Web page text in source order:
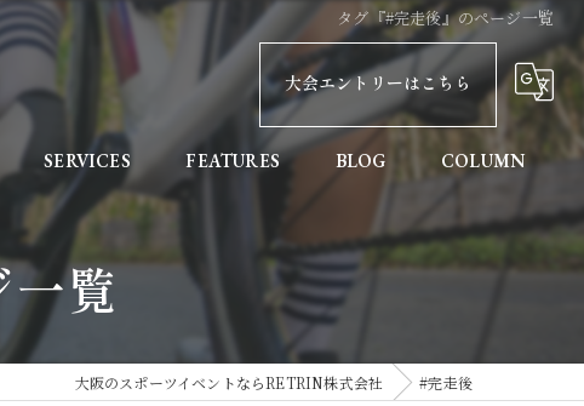
タグ『#完走後』のページ一覧
大会エントリーはこちら
SERVICES FEATURES
初めての方へ
BLOG COLUMN
覧
大阪のスポーツイベントならRETRIN株式会社 #完走後